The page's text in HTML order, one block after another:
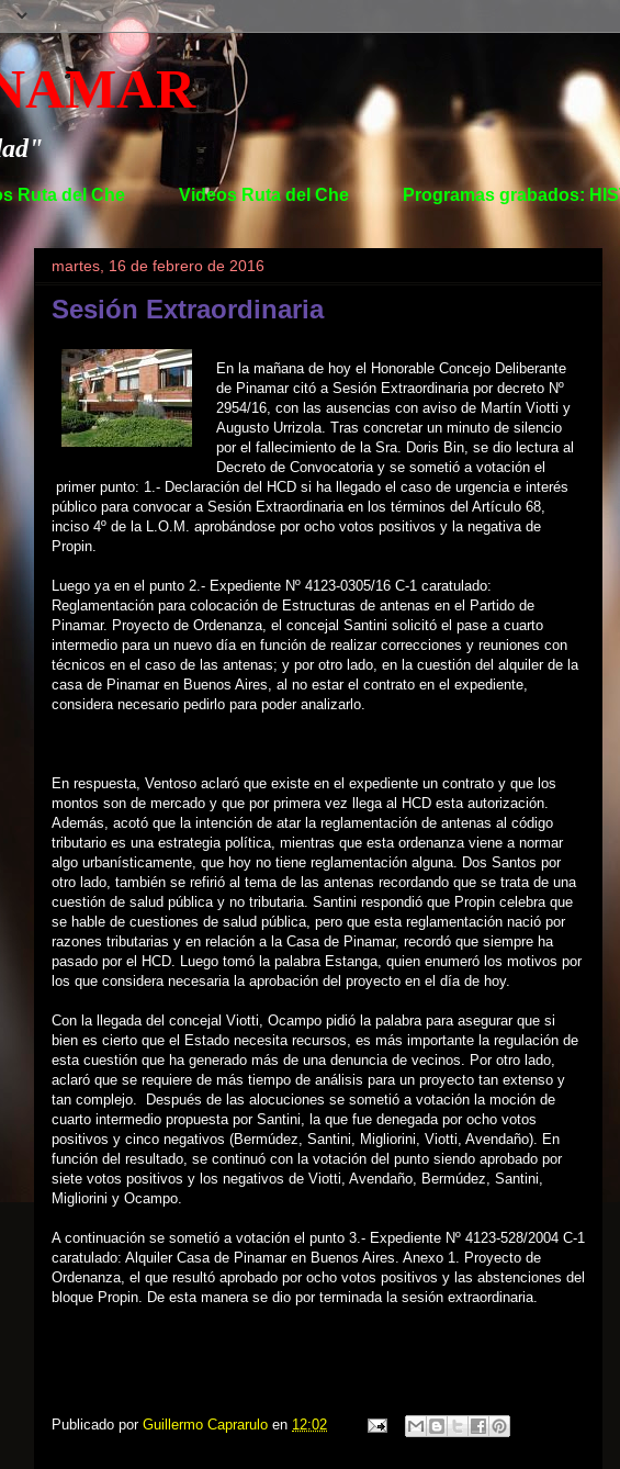
Ruta del Che Videos Ruta del Che Programas grabados:
martes, 16 de febrero de 2016
Sesión Extraordinaria
En la mañana de hoy el Honorable Concejo Deliberante
de Pinamar citó a Sesión Extraordinaria por decreto Nº
2954/16, con las ausencias con aviso de Martín Viotti y
Augusto Urrizola. Tras concretar un minuto de silencio
por el fallecimiento de la Sra. Doris Bin, se dio lectura al
Decreto de Convocatoria y se sometió a votación el
primer punto: 1.- Declaración del HCD si ha llegado el caso de urgencia e interés
público para convocar a Sesión Extraordinaria en los términos del Artículo 68,
inciso 4º de la L.O.M. aprobándose por ocho votos positivos y la negativa de
Propin.
Luego ya en el punto 2.- Expediente Nº 4123-0305/16 C-1 caratulado:
Reglamentación para colocación de Estructuras de antenas en el Partido de
Pinamar. Proyecto de Ordenanza, el concejal Santini solicitó el pase a cuarto
intermedio para un nuevo día en función de realizar correcciones y reuniones con
técnicos en el caso de las antenas; y por otro lado, en la cuestión del alquiler de la
casa de Pinamar en Buenos Aires, al no estar el contrato en el expediente,
considera necesario pedirlo para poder analizarlo.
En respuesta, Ventoso aclaró que existe en el expediente un contrato y que los
montos son de mercado y que por primera vez llega al HCD esta autorización.
Además, acotó que la intención de atar la reglamentación de antenas al código
tributario es una estrategia política, mientras que esta ordenanza viene a normar
algo urbanísticamente, que hoy no tiene reglamentación alguna. Dos Santos por
otro lado, también se refirió al tema de las antenas recordando que se trata de una
cuestión de salud pública y no tributaria. Santini respondió que Propin celebra que
se hable de cuestiones de salud pública, pero que esta reglamentación nació por
razones tributarias y en relación a la Casa de Pinamar, recordó que siempre ha
pasado por el HCD. Luego tomó la palabra Estanga, quien enumeró los motivos por
los que considera necesaria la aprobación del proyecto en el día de hoy.
Con la llegada del concejal Viotti, Ocampo pidió la palabra para asegurar que si
bien es cierto que el Estado necesita recursos, es más importante la regulación de
esta cuestión que ha generado más de una denuncia de vecinos. Por otro lado,
aclaró que se requiere de más tiempo de análisis para un proyecto tan extenso y
tan complejo. Después de las alocuciones se sometió a votación la moción de
cuarto intermedio propuesta por Santini, la que fue denegada por ocho votos
positivos y cinco negativos (Bermúdez, Santini, Migliorini, Viotti, Avendaño). En
función del resultado, se continuó con la votación del punto siendo aprobado por
siete votos positivos y los negativos de Viotti, Avendaño, Bermúdez, Santini,
Migliorini y Ocampo.
A continuación se sometió a votación el punto 3.- Expediente Nº 4123-528/2004 C-1
caratulado: Alquiler Casa de Pinamar en Buenos Aires. Anexo 1. Proyecto de
Ordenanza, el que resultó aprobado por ocho votos positivos y las abstenciones del
bloque Propin. De esta manera se dio por terminada la sesión extraordinaria.
Publicado por Guillermo Caprarulo en 12:02